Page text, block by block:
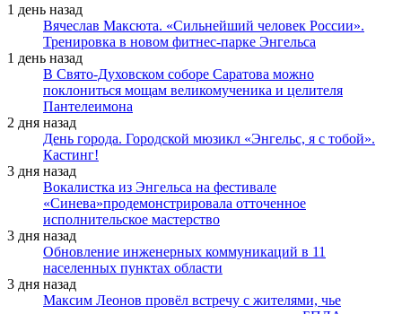
1 день назад
Вячеслав Максюта. «Сильнейший человек России».
Тренировка в новом фитнес-парке Энгельса
1 день назад
В Свято-Духовском соборе Саратова можно
поклониться мощам великомученика и целителя
Пантелеимона
2 дня назад
День города. Городской мюзикл «Энгельс, я с тобой».
Кастинг!
3 дня назад
Вокалистка из Энгельса на фестивале
«Синева»продемонстрировала отточенное
исполнительское мастерство
3 дня назад
Обновление инженерных коммуникаций в 11
населенных пунктах области
3 дня назад
Максим Леонов провёл встречу с жителями, чье